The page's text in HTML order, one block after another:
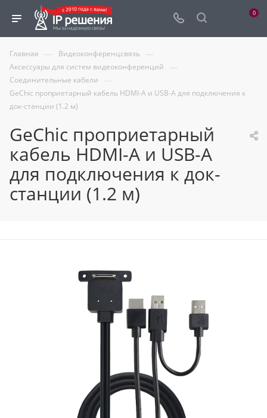
0
Главная — Видеоконференцсвязь —
Аксессуары для систем видеоконференций —
Соединительные кабели —
GeChic проприетарный кабель HDMI-A и USB-A для подключения к
док-станции (1.2 м)
GeChic проприетарный
кабель HDMI-A и USB-A
для подключения к док-
станции (1.2 м)